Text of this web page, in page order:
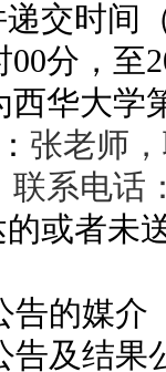
交时间
00分，至
西华大学
： 张老师
联系电话
或者未
告的媒介
告及结果